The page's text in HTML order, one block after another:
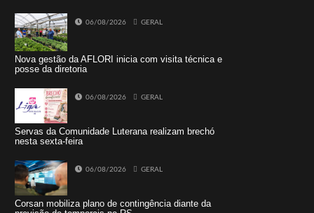
06/08/2026 GERAL
Nova gestão da AFLORI inicia com visita técnica e
posse da diretoria
06/08/2026 GERAL
Servas da Comunidade Luterana realizam brechó
nesta sexta-feira
06/08/2026 GERAL
Corsan mobiliza plano de contingência diante da